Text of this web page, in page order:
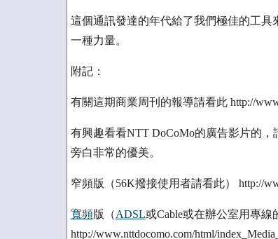
這個通訊發達的年代給了我們極佳的工具
一種力量。
附記：
有關這期商業周刊的報導請看此 http://
有興趣看看NTT DoCoMo的廣告影片的
旁白非常的優美。
窄頻版（56K撥接使用者請看此） http://
寬頻版（ADSL或Cable或在辦公室用專線
http://www.nttdocomo.com/html/